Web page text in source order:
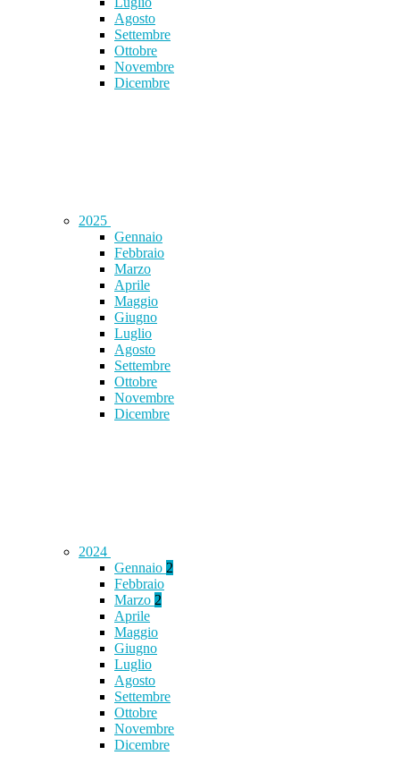
Agosto
Settembre
Ottobre
Novembre
Dicembre
2025
Gennaio
Febbraio
Marzo
Aprile
Maggio
Giugno
Luglio
Agosto
Settembre
Ottobre
Novembre
Dicembre
2024
Gennaio 2
Febbraio
Marzo 2
Aprile
Maggio
Giugno
Luglio
Agosto
Settembre
Ottobre
Novembre
Dicembre